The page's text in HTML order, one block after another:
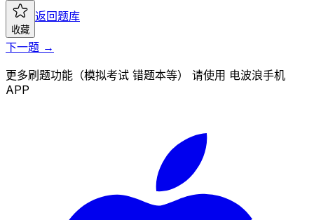
收藏
返回题库
下一题 →
更多刷题功能（模拟考试 错题本等） 请使用 电波浪手机
APP